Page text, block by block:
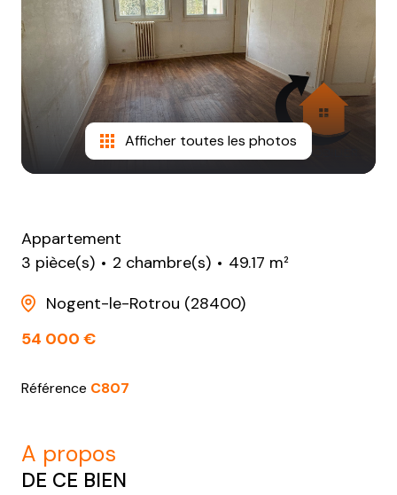
CONTACT
Afficher toutes les photos
Appartement
3 pièce(s)
2 chambre(s)
49.17 m²
Nogent-le-Rotrou (28400)
54 000 €
Référence C807
a propos
DE CE BIEN